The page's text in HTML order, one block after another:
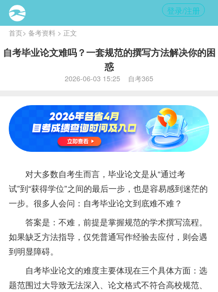
登录/注册
首页> 备考资料> 正文
自考毕业论文难吗？一套规范的撰写方法解决你的困
惑
2026-06-03 15:25 自考365
对大多数自考生而言，毕业论文是从“通过考
试”到“获得学位”之间的最后一步，也是容易感到迷茫的
一步。很多人会问：自考毕业论文到底难不难？
答案是：不难，前提是掌握规范的学术撰写流程。
如果缺乏方法指导 ，仅凭普通写作经验去应付，则会遇
到明显障碍。
自考毕业论文的难度主要体现在三个具体方面：选
题范围过大导致无法深入、论文格式不符合高校规范、